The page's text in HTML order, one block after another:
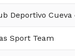
Deportivo Cueva
Sport Team